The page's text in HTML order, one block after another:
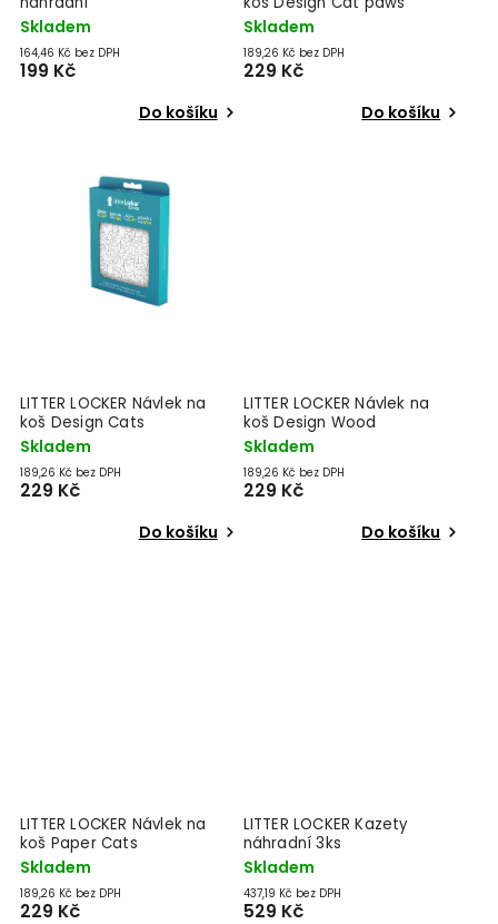
Skladem
164,46 Kč bez DPH
199 Kč
Do košíku
Skladem
189,26 Kč bez DPH
229 Kč
Do košíku
LITTER LOCKER Návlek na
koš Design Cats
Skladem
189,26 Kč bez DPH
229 Kč
Do košíku
LITTER LOCKER Návlek na
koš Design Wood
Skladem
189,26 Kč bez DPH
229 Kč
Do košíku
LITTER LOCKER Návlek na
koš Paper Cats
Skladem
189,26 Kč bez DPH
229 Kč
LITTER LOCKER Kazety
náhradní 3ks
Skladem
437,19 Kč bez DPH
529 Kč